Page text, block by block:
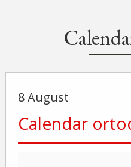
8 August
Calendar